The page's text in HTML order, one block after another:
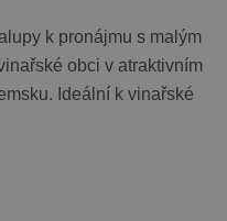
k pronájmu s malým
obci v atraktivním
Ideální k vinařské